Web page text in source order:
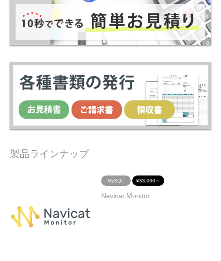
製品ラインナップ
MySQL ¥33,000～
Navicat Monitor